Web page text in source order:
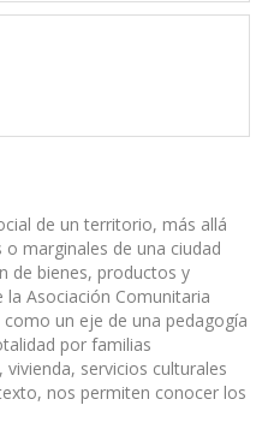
de un territorio, más allá
marginales de una ciudad
de bienes, productos y
Asociación Comunitaria
un eje de una pedagogía
por familias
servicios culturales
nos permiten conocer los